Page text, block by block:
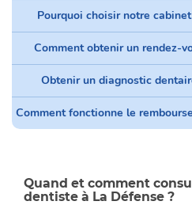
Pourquoi choisir notre
Comment obtenir un rendez-
Obtenir un diagnostic
Comment fonctionne le
Quand et comment
dentiste à La Défense ?